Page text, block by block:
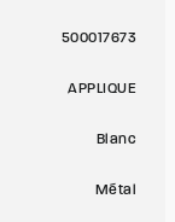
500017673
APPLIQUE
Blanc
Métal